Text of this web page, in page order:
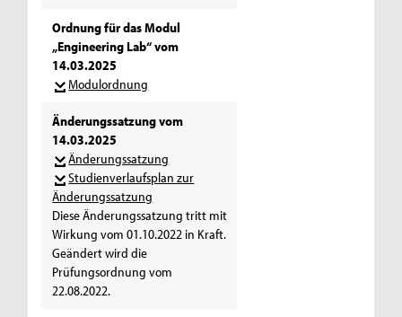
Ordnung für das Modul
„Engineering Lab“ vom
14.03.2025
Modulordnung
Änderungssatzung vom
14.03.2025
Änderungssatzung
Studienverlaufsplan zur
Änderungssatzung
Diese Änderungssatzung tritt mit
Wirkung vom 01.10.2022 in Kraft.
Geändert wird die
Prüfungsordnung vom
22.08.2022.